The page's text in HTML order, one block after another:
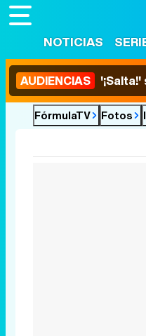
NOTICIAS
AUDIENCIAS
FórmulaTV Fotos